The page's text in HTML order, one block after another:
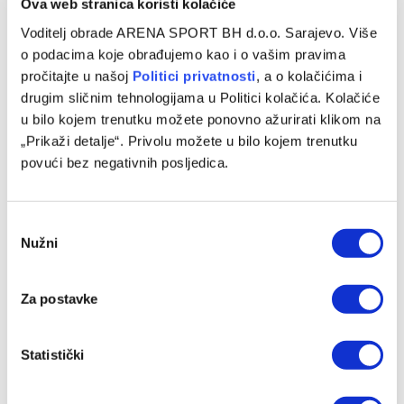
Ova web stranica koristi kolačiće
Voditelj obrade ARENA SPORT BH d.o.o. Sarajevo. Više
o podacima koje obrađujemo kao i o vašim pravima
pročitajte u našoj Politici privatnosti, a o kolačićima i
drugim sličnim tehnologijama u Politici kolačića. Kolačiće
u bilo kojem trenutku možete ponovno ažurirati klikom na
„Prikaži detalje“. Privolu možete u bilo kojem trenutku
povući bez negativnih posljedica.
Selection
Nužni
Za postavke
Statistički
Džumhur zabilježio blagi pad, promjene na vrhu
nove ATP liste
13/04/2026
Najbolji bosanskohercegovački teniser Damir Džumhur
zabilježio je blagi pad na najnovijoj ATP listi. Džumhur je s
81. nazadovao na 82.…